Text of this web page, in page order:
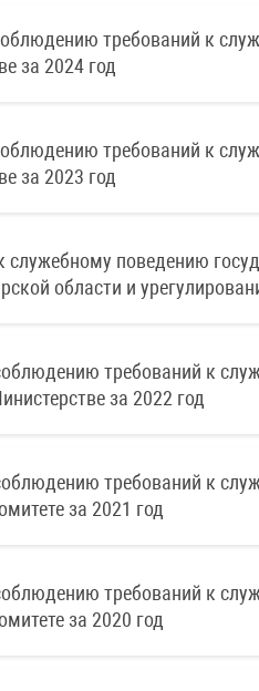
требований к
за 2024 год
требований к
за 2023 год
поведению
области и
требований к
за 2022 год
требований к
за 2021 год
требований к
за 2020 год